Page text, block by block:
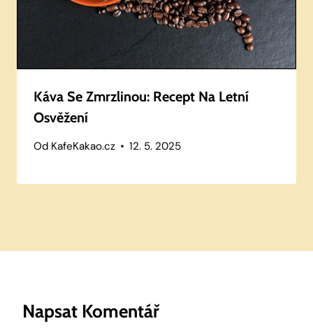
Káva Se Zmrzlinou: Recept Na Letní
Osvěžení
Od KafeKakao.cz 12. 5. 2025
Napsat Komentář